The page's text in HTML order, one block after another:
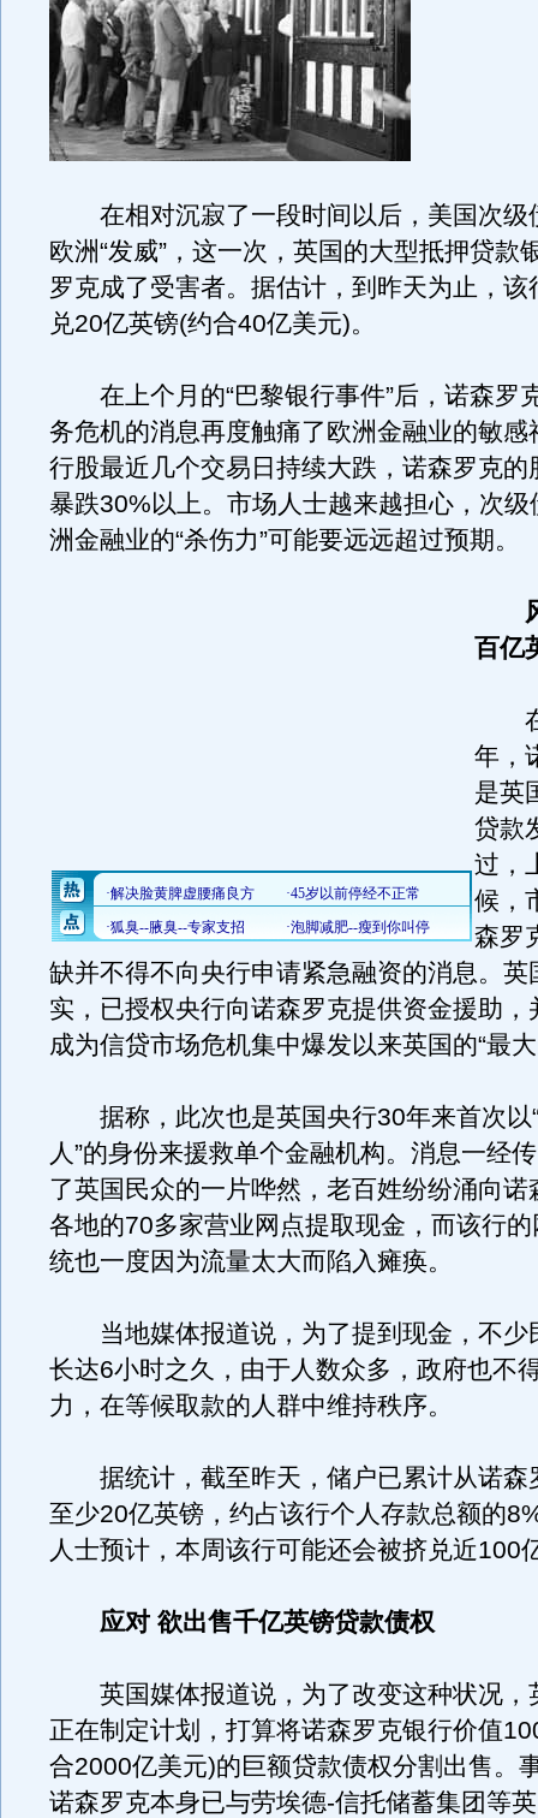
在相对沉寂了一段时间以后，美国次级
欧洲“发威”，这一次，英国的大型抵押贷
罗克成了受害者。据估计，到昨天为止，该
兑20亿英镑(约合40亿美元)。
在上个月的“巴黎银行事件”后，诺森罗
务危机的消息再度触痛了欧洲金融业的敏感
行股最近几个交易日持续大跌，诺森罗克的
暴跌30%以上。市场人士越来越担心，次级
洲金融业的“杀伤力”可能要远远超过预期。
百亿
在
年，
是英
贷款
过，
候，
森罗
缺并不得不向央行申请紧急融资的消息。英
实，已授权央行向诺森罗克提供资金援助，
成为信贷市场危机集中爆发以来英国的“最
据称，此次也是英国央行30年来首次以
人”的身份来援救单个金融机构。消息一经
了英国民众的一片哗然，老百姓纷纷涌向诺
各地的70多家营业网点提取现金，而该行
统也一度因为流量太大而陷入瘫痪。
当地媒体报道说，为了提到现金，不少
长达6小时之久，由于人数众多，政府也不
力，在等候取款的人群中维持秩序。
据统计，截至昨天，储户已累计从诺森
至少20亿英镑，约占该行个人存款总额的
人士预计，本周该行可能还会被挤兑近100
应对 欲出售千亿英镑贷款债权
英国媒体报道说，为了改变这种状况，
正在制定计划，打算将诺森罗克银行价值
合2000亿美元)的巨额贷款债权分割出售。
诺森罗克本身已与劳埃德-信托储蓄集团等